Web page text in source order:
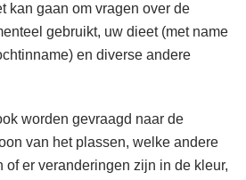
kan gaan om vragen over de
gebruikt, uw dieet (met name
en diverse andere
worden gevraagd naar de
van het plassen, welke andere
of er veranderingen zijn in de kleur,